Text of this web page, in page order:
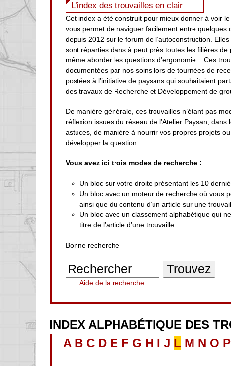
L’index des trouvailles en clair
Cet index a été construit pour mieux donner à voir
vous permet de naviguer facilement entre quelques
depuis 2012 sur le forum de l’autoconstruction.
sont réparties dans à peut près toutes les filières
même aborder les questions d’ergonomie... Ces
documentées par nos soins lors de tournées de
postées à l’initiative de paysans qui souhaitaient
des travaux de Recherche et Développement de
De manière générale, ces trouvailles n’étant pas
réflexion issues du réseau de l’Atelier Paysan,
astuces, de manière à nourrir vos propres projets
développer la question.
Vous avez ici trois modes de recherche :
Un bloc sur votre droite présentant les 10
Un bloc avec un moteur de recherche où vous
ainsi que du contenu d’un article sur une
Un bloc avec un classement alphabétique qui
titre de l’article d’une trouvaille.
Bonne recherche
Aide de la recherche
INDEX ALPHABÉTIQUE DES
A B C D E F G H I J L M N O P